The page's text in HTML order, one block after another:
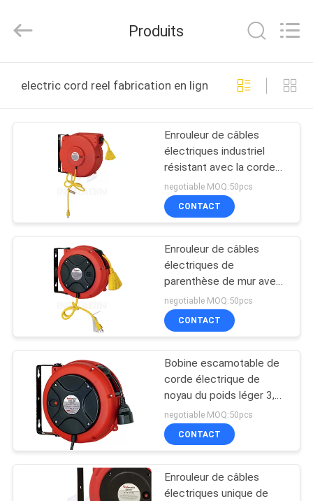
DES
PRODUITS
VIDÉOS
PROPOS
VISITE
L'USINE
CONTRÔLE
DE
QUALITÉ
Machinery
Rights
Produits
electric cord reel fabrication en ligne
Enrouleur de câbles
électriques industriel
résistant avec la corde
d'entrée de 60 pouces,
bobine de corde
électrique
negotiable MOQ:50pcs
CONTACT
Enrouleur de câbles
électriques de
parenthèse de mur avec
les bobines électriques
finies de corde du briseur
de charge/26ft
negotiable MOQ:50pcs
CONTACT
Bobine escamotable de
corde électrique de
noyau du poids léger 3,
0,9 fils de multimètre en
câble
negotiable MOQ:50pcs
CONTACT
Enrouleur de câbles
électriques unique de